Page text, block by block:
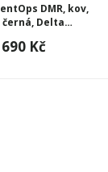
DMR, kov,
černá, Delta
Kč